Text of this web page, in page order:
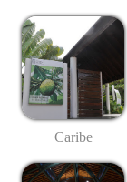
Caribe